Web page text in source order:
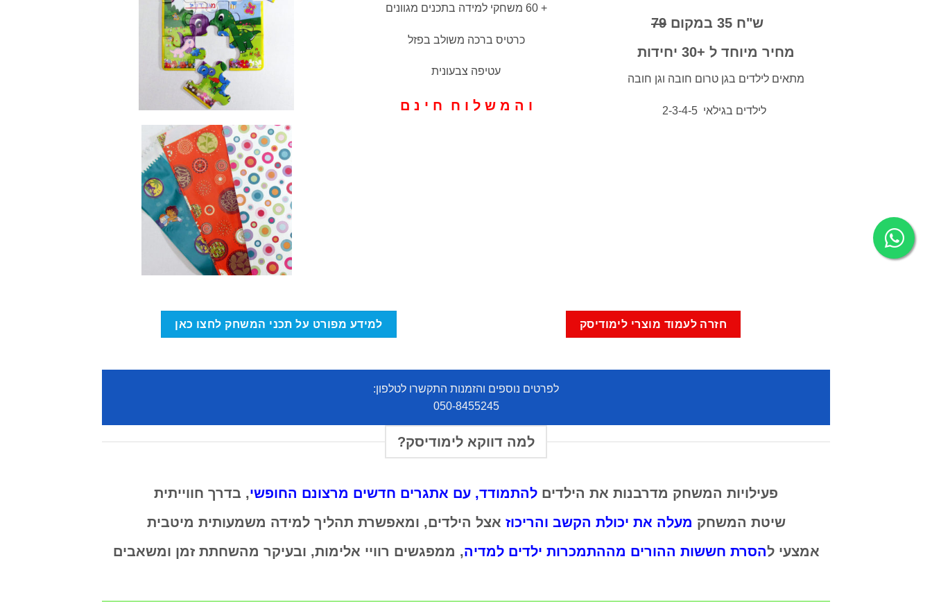
ש"ח 35 במקום
79
מחיר מיוחד ל +30 יחידות
מתאים לילדים בגן טרום חובה וגן חובה
לילדים בגילאי 2-3-4-5
+ 60 משחקי למידה בתכנים מגוונים
כרטיס ברכה משולב בפזל
עטיפה צבעונית
ו ה מ ש ל ו ח ח י נ ם
חזרה לעמוד מוצרי לימודיסק למידע מפורט על תכני המשחק לחצו כאן
לפרטים נוספים והזמנות התקשרו לטלפון:
050-8455245
למה דווקא לימודיסק?
פעילויות המשחק מדרבנות את הילדים להתמודד, עם אתגרים חדשים מרצונם החופשי, בדרך חווייתית
שיטת המשחק מעלה את יכולת הקשב והריכוז אצל הילדים, ומאפשרת תהליך למידה משמעותית מיטבית
אמצעי להסרת חששות ההורים מההתמכרות ילדים למדיה, ממפגשים רוויי אלימות, ובעיקר מהשחתת זמן ומשאבים